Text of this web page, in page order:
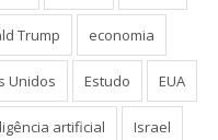
Trump economia
Unidos Estudo EUA
artificial Israel